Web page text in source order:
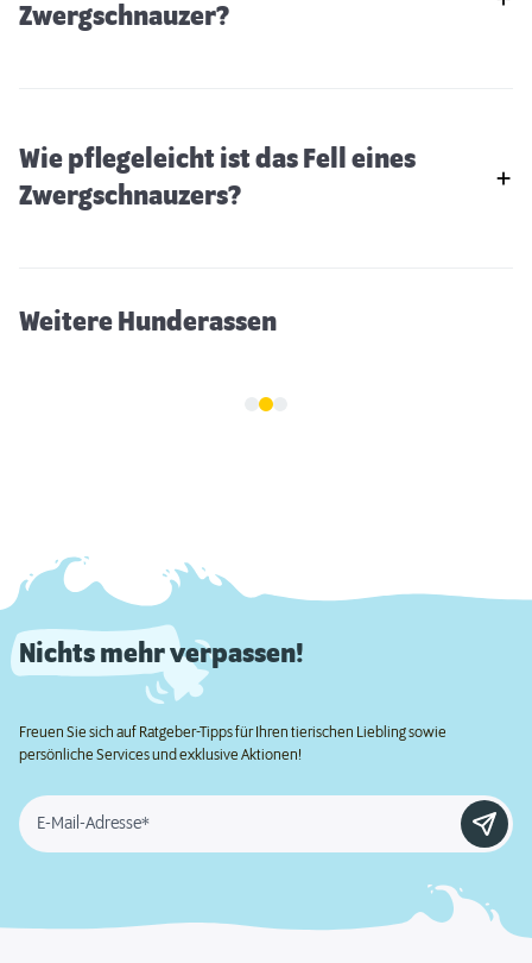
Zwergschnauzer?
Wie pflegeleicht ist das Fell eines
Zwergschnauzers?
Weitere Hunderassen
Deutsch Kurzhaar
Nichts mehr verpassen!
Freuen Sie sich auf Ratgeber-Tipps für Ihren tierischen Liebling sowie
persönliche Services und exklusive Aktionen!
E-Mail-Adresse*